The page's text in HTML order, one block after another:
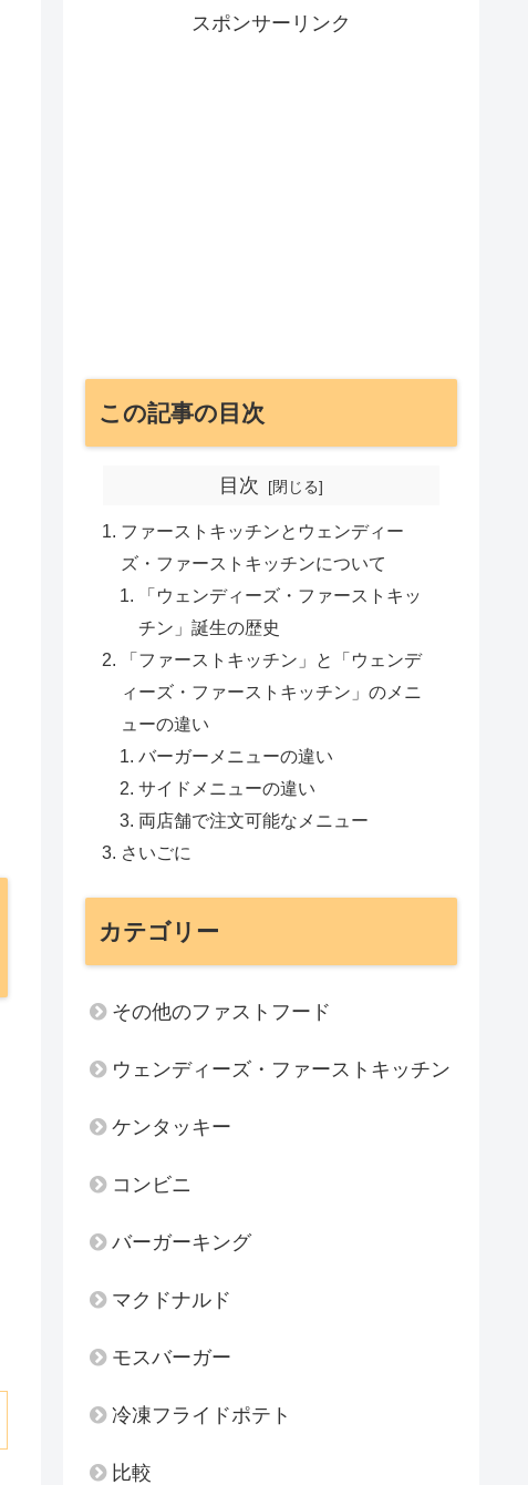
スポンサーリンク
この記事の目次
目次
ファーストキッチンとウェンディー
ズ・ファーストキッチンについて
「ウェンディーズ・ファーストキッ
チン」誕生の歴史
「ファーストキッチン」と「ウェンデ
ィーズ・ファーストキッチン」のメニ
ューの違い
バーガーメニューの違い
サイドメニューの違い
両店舗で注文可能なメニュー
さいごに
カテゴリー
その他のファストフード
ウェンディーズ・ファーストキッチン
ケンタッキー
コンビニ
バーガーキング
マクドナルド
モスバーガー
冷凍フライドポテト
比較